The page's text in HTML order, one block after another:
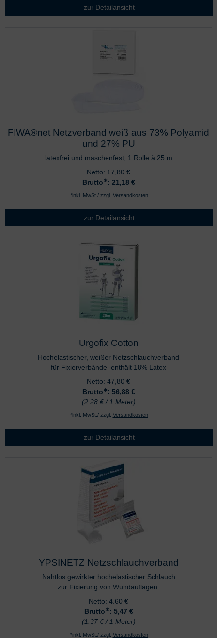
zur Detailansicht
FIWA®net Netzverband weiß aus 73% Polyamid
und 27% PU
latexfrei und maschenfest, 1 Rolle à 25 m
Netto: 17,80 €
Brutto∗: 21,18 €
*inkl. MwSt./ zzgl. Versandkosten
zur Detailansicht
Urgofix Cotton
Hochelastischer, weißer Netzschlauchverband
für Fixierverbände, enthält 18% Latex
Netto: 47,80 €
Brutto∗: 56,88 €
(2.28 € / 1 Meter)
*inkl. MwSt./ zzgl. Versandkosten
zur Detailansicht
YPSINETZ Netzschlauchverband
Nahtlos gewirkter hochelastischer Schlauch
zur Fixierung von Wundauflagen.
Netto: 4,60 €
Brutto∗: 5,47 €
(1.37 € / 1 Meter)
*inkl. MwSt./ zzgl. Versandkosten